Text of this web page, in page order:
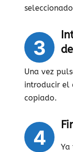
3
Una vez
introducir el
copiado.
4
Ya